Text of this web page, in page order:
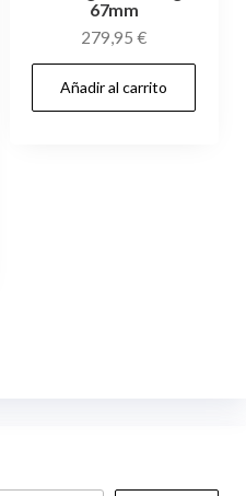
67mm
279,95€
Añadir al carrito